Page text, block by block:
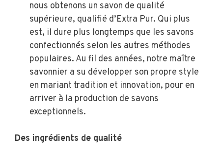
nous obtenons un savon de qualité
supérieure, qualifié d’Extra Pur. Qui plus
est, il dure plus longtemps que les savons
confectionnés selon les autres méthodes
populaires. Au fil des années, notre maître
savonnier a su développer son propre style
en mariant tradition et innovation, pour en
arriver à la production de savons
exceptionnels.
Des ingrédients de qualité